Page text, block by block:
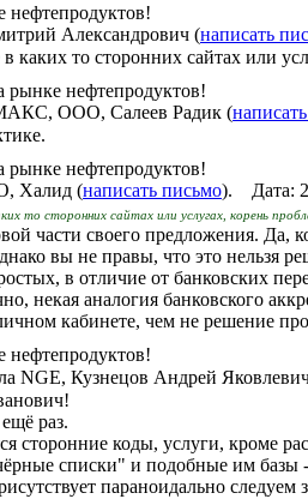
нефтепродуктов!
Александрович (написать
каких то сторонних сайтах или
рынке нефтепродуктов!
ООО, Салеев Радик (
рынке нефтепродуктов!
Халид (написать письмо). Дата:
то сторонних сайтах или услугах, корень
части своего предложения. Да,
вы не правы, что это нельзя
в отличие от банковских
некая аналогия банковского
кабинете, чем не решение
нефтепродуктов!
NGE, Кузнецов Андрей
раз.
сторонние коды, услуги, кроме
списки" и подобные им базы
параноидально следуем